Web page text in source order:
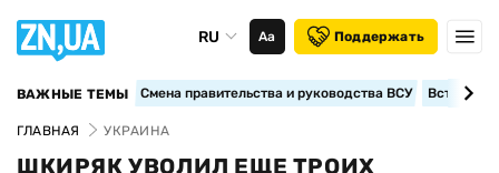
RU Аа Поддержать
ВАЖНЫЕ ТЕМЫ Смена правительства и руководства ВСУ
ГЛАВНАЯ УКРАИНА
ШКИРЯК УВОЛИЛ ЕЩЕ ТРОИХ